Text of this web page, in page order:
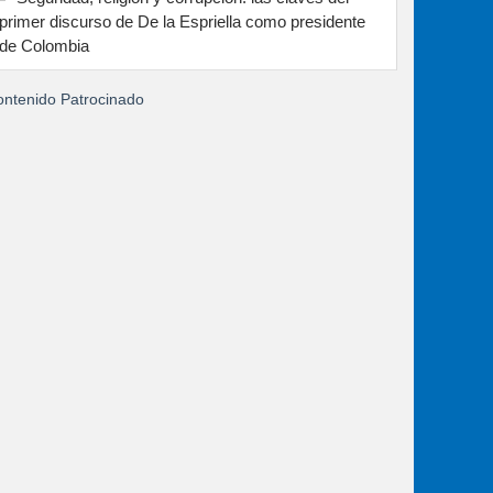
primer discurso de De la Espriella como presidente
de Colombia
Patrocinado